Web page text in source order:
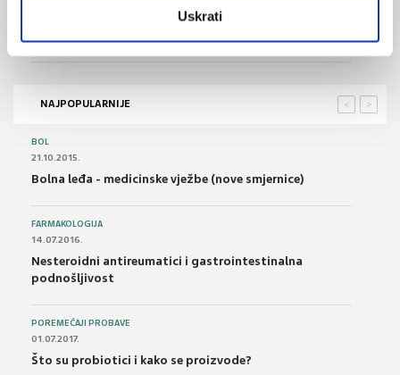
Uskrati
NAJPOPULARNIJE >
<
BOL
21.10.2015.
Bolna leđa - medicinske vježbe (nove smjernice)
FARMAKOLOGIJA
14.07.2016.
Nesteroidni antireumatici i gastrointestinalna
podnošljivost
POREMEĆAJI PROBAVE
01.07.2017.
Što su probiotici i kako se proizvode?